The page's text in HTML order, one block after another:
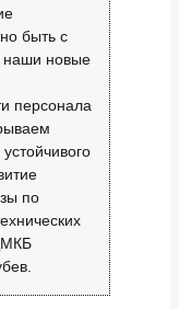
быть с
наши новые
персонала
по